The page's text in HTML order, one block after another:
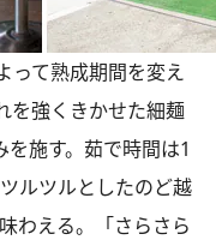
って熟成期間を変え
を強くきかせた細麺
施す。茹で時間は1
ルツルとしたのど越
わえる。「さらさら